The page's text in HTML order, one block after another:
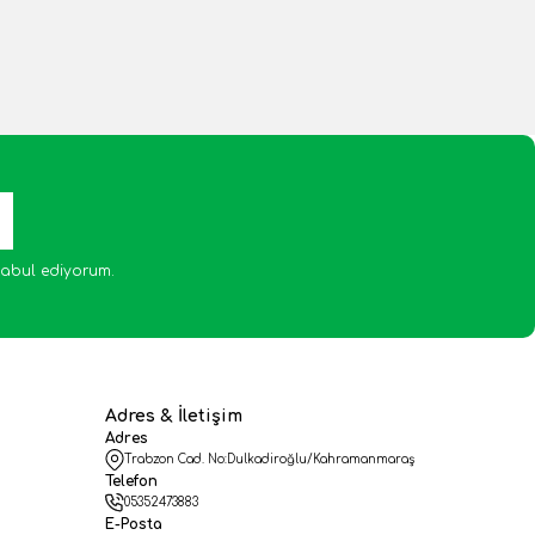
ediyorum.
Adres & İletişim
Adres
Trabzon Cad. No:Dulkadiroğlu/Kahramanmaraş
Telefon
05352473883
E-Posta